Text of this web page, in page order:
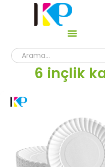
6 inçlik